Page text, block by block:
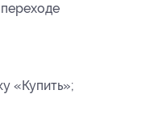
«Купить»;